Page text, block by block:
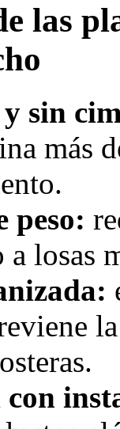
las
sin
más
peso:
losas